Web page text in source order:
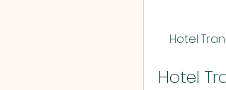
Hotel
Hotel